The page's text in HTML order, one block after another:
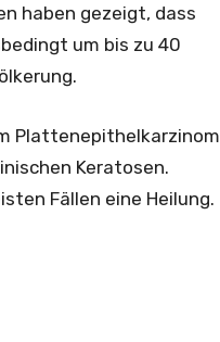
haben gezeigt, dass
um bis zu 40
Plattenepithelkarzinom
Keratosen.
Fällen eine Heilung.